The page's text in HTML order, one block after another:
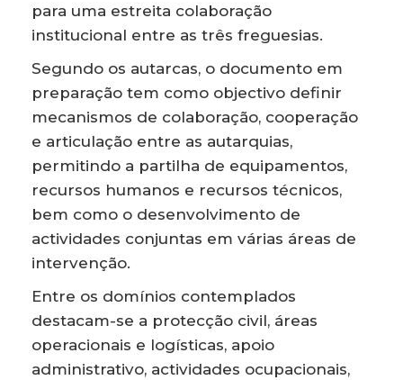
para uma estreita colaboração
institucional entre as três freguesias.
Segundo os autarcas, o documento em
preparação tem como objectivo definir
mecanismos de colaboração, cooperação
e articulação entre as autarquias,
permitindo a partilha de equipamentos,
recursos humanos e recursos técnicos,
bem como o desenvolvimento de
actividades conjuntas em várias áreas de
intervenção.
Entre os domínios contemplados
destacam-se a protecção civil, áreas
operacionais e logísticas, apoio
administrativo, actividades ocupacionais,